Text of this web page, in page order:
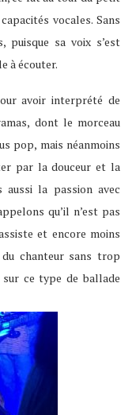
vocales. Sans
puisque sa voix s’est
à écouter.
avoir interprété de
dont le morceau
pop, mais néanmoins
par la douceur et la
aussi la passion avec
qu’il n’est pas
et encore moins
chanteur sans trop
ce type de ballade